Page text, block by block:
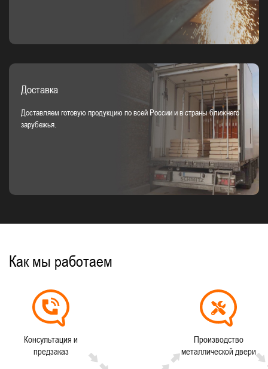
Доставка
Доставляем готовую продукцию по всей России и в страны ближнего
зарубежья.
Как мы работаем
Консультация и
предзаказ
Производство
металлической двери